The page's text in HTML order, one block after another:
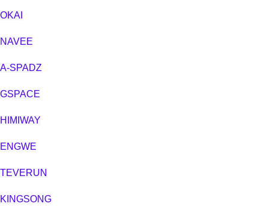
OKAI
NAVEE
A-SPADZ
GSPACE
HIMIWAY
ENGWE
TEVERUN
KINGSONG